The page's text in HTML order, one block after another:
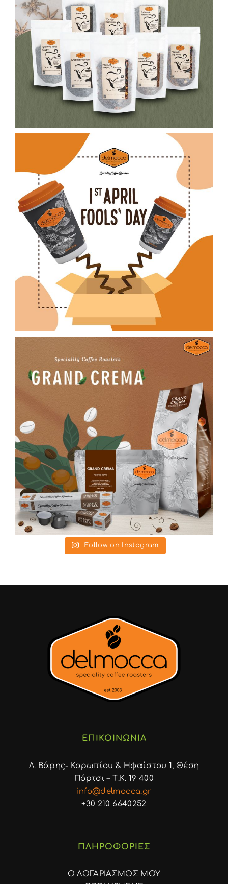
Follow on Instagram
ΕΠΙΚΟΙΝΩΝΙΑ
Λ. Βάρης- Κορωπίου & Ηφαίστου 1, Θέση
Πόρτσι – Τ.Κ. 19 400
info@delmocca.gr
+30 210 6640252
ΠΛΗΡΟΦΟΡΙΕΣ
Ο ΛΟΓΑΡΙΑΣΜΟΣ ΜΟΥ